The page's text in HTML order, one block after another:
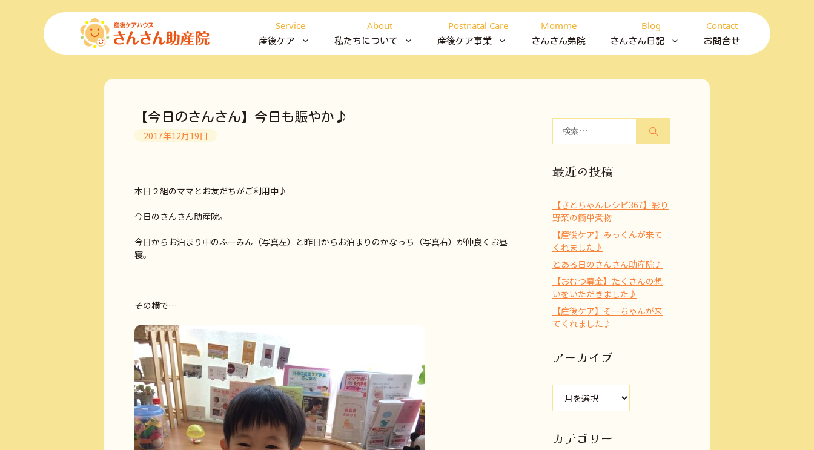
Service
産後ケア
About
私たちについて
Postnatal Care
産後ケア事業
Momme
さんさん弟院
Blog
さんさん日記
Contact
お問合せ
【今日のさんさん】今日も賑やか♪
2017年12月19日
本日２組のママとお友だちがご利用中♪
今日のさんさん助産院。
今日からお泊まり中のふーみん（写真左）と昨日からお泊まりのかなっち（写真右）が仲良くお昼
寝。
その横で…
最近の投稿
【さとちゃんレシピ367】彩り
野菜の簡単煮物
【産後ケア】みっくんが来て
くれました♪
とある日のさんさん助産院♪
【おむつ募金】たくさんの想
いをいただきました♪
【産後ケア】そーちゃんが来
てくれました♪
アーカイブ
ブ
カテゴリー